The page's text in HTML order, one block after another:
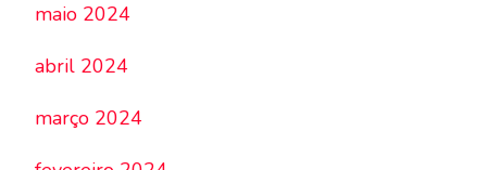
maio 2024
abril 2024
março 2024